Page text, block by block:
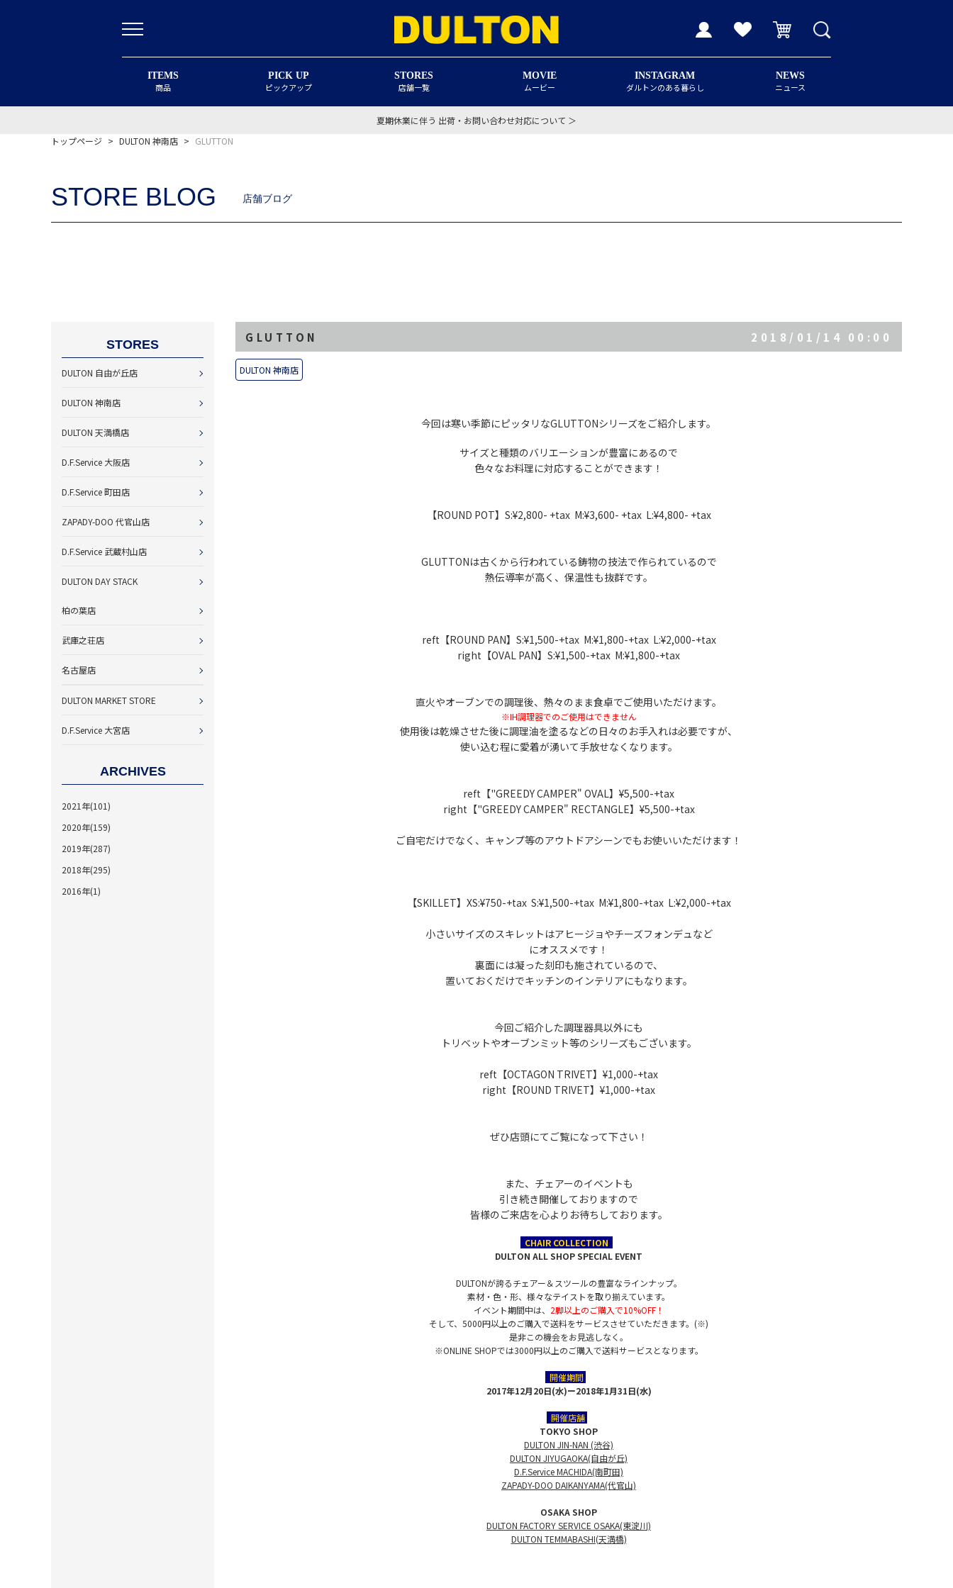
ITEMS
商品
PICK UP
ピックアップ
STORES
店舗一覧
MOVIE
ムービー
INSTAGRAM
ダルトンのある暮らし
NEWS
ニュース
夏期休業に伴う 出荷・お問い合わせ対応について ＞
トップページ > DULTON 神南店 > GLUTTON
STORE BLOG 店舗ブログ
STORES
DULTON 自由が丘店
DULTON 神南店
DULTON 天満橋店
D.F.Service 大阪店
D.F.Service 町田店
ZAPADY-DOO 代官山店
D.F.Service 武蔵村山店
DULTON DAY STACK
柏の葉店
武庫之荘店
名古屋店
DULTON MARKET STORE
D.F.Service 大宮店
ARCHIVES
2021年(101)
2020年(159)
2019年(287)
2018年(295)
2016年(1)
GLUTTON 2018/01/14 00:00
DULTON 神南店
今回は寒い季節にピッタリなGLUTTONシリーズをご紹介します。
サイズと種類のバリエーションが豊富にあるので
色々なお料理に対応することができます！
【ROUND POT】S:¥2,800- +tax M:¥3,600- +tax L:¥4,800- +tax
GLUTTONは古くから行われている鋳物の技法で作られているので
熱伝導率が高く、保温性も抜群です。
reft【ROUND PAN】S:¥1,500-+tax M:¥1,800-+tax L:¥2,000-+tax
right【OVAL PAN】S:¥1,500-+tax M:¥1,800-+tax
直火やオーブンでの調理後、熱々のまま食卓でご使用いただけます。
※IH調理器でのご使用はできません
使用後は乾燥させた後に調理油を塗るなどの日々のお手入れは必要ですが、
使い込む程に愛着が湧いて手放せなくなります。
reft【"GREEDY CAMPER" OVAL】¥5,500-+tax
right【"GREEDY CAMPER" RECTANGLE】¥5,500-+tax
ご自宅だけでなく、キャンプ等のアウトドアシーンでもお使いいただけます！
【SKILLET】XS:¥750-+tax S:¥1,500-+tax M:¥1,800-+tax L:¥2,000-+tax
小さいサイズのスキレットはアヒージョやチーズフォンデュなど
にオススメです！
裏面には凝った刻印も施されているので、
置いておくだけでキッチンのインテリアにもなります。
今回ご紹介した調理器具以外にも
トリベットやオーブンミット等のシリーズもございます。
reft【OCTAGON TRIVET】¥1,000-+tax
right【ROUND TRIVET】¥1,000-+tax
ぜひ店頭にてご覧になって下さい！
また、チェアーのイベントも
引き続き開催しておりますので
皆様のご来店を心よりお待ちしております。
CHAIR COLLECTION
DULTON ALL SHOP SPECIAL EVENT
DULTONが誇るチェアー＆スツールの豊富なラインナップ。
素材・色・形、様々なテイストを取り揃えています。
イベント期間中は、 2脚以上のご購入で10%OFF！
そして、5000円以上のご購入で送料をサービスさせていただきます。(※)
是非この機会をお見逃しなく。
※ONLINE SHOPでは3000円以上のご購入で送料サービスとなります。
開催期間
2017年12月20日(水)ー2018年1月31日(水)
開催店舗
TOKYO SHOP
DULTON JIN-NAN (渋谷)
DULTON JIYUGAOKA(自由が丘)
D.F.Service MACHIDA(南町田)
ZAPADY-DOO DAIKANYAMA(代官山)
OSAKA SHOP
DULTON FACTORY SERVICE OSAKA(東淀川)
DULTON TEMMABASHI(天満橋)